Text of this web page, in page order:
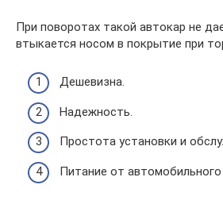
При поворотах такой автокар не
втыкается носом в покрытие при
Дешевизна.
Надежность.
Простота установки и
Питание от автомобильного